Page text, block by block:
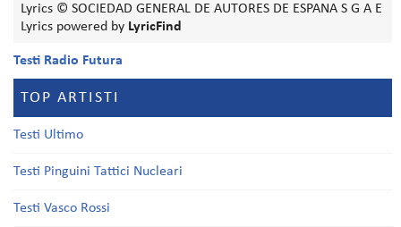
Lyrics © SOCIEDAD GENERAL DE AUTORES DE ESPANA S G A E
Lyrics powered by LyricFind
Testi Radio Futura
TOP ARTISTI
Testi Ultimo
Testi Pinguini Tattici Nucleari
Testi Vasco Rossi